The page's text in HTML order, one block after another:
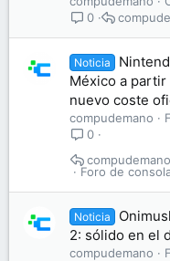
0
Noticia
México a partir
nuevo coste
compudemano
0
Foro de
compudemano
Noticia
2: sólido en el
compudemano